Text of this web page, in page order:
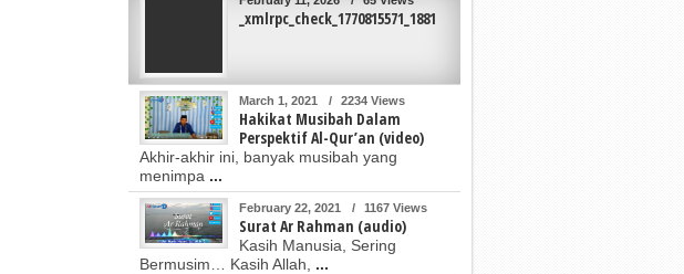
_xmlrpc_check_1770815571_1881
March 1, 2021 / 2234 Views
Hakikat Musibah Dalam
Perspektif Al-Qur’an (video)
Akhir-akhir ini, banyak musibah yang
menimpa ...
February 22, 2021 / 1167 Views
Surat Ar Rahman (audio)
Kasih Manusia, Sering
Bermusim… Kasih Allah, ...